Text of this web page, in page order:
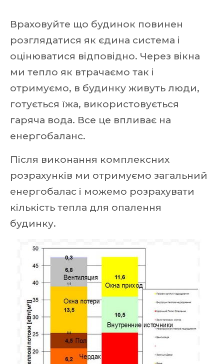
Враховуйте що будинок повинен
розглядатися як єдина система і
оцінюватися відповідно. Через вікна
ми тепло як втрачаємо так і
отримуємо, в будинку живуть люди,
готується їжа, використовується
гаряча вода. Все це впливає на
енергобаланс.
Після виконання комплексних
розрахунків ми отримуємо загальний
енергобалас і можемо розрахувати
кількість тепла для опалення
будинку.